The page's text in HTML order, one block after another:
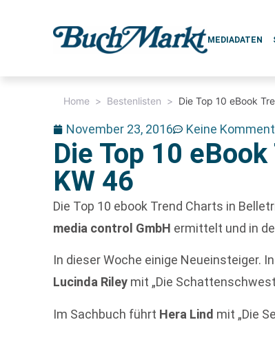
MEDIADATEN
Home > Bestenlisten > Die Top 10 eBook
November 23, 2016 Keine
Die Top 10
KW 46
Die Top 10 ebook Trend Charts in
media control GmbH ermittelt und in
In dieser Woche einige Neueinsteiger.
Lucinda Riley mit „Die
Im Sachbuch führt Hera Lind mit „Die